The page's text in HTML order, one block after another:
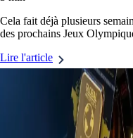
Cela fait déjà plusieurs
des prochains Jeux
Lire l'article